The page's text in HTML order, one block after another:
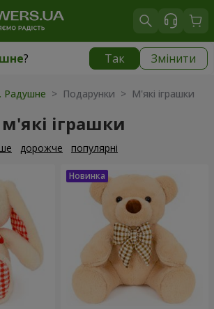
? Так Змінити
|
Радушне > Подарунки > М'які іграшки
іграшки
дорожче популярні